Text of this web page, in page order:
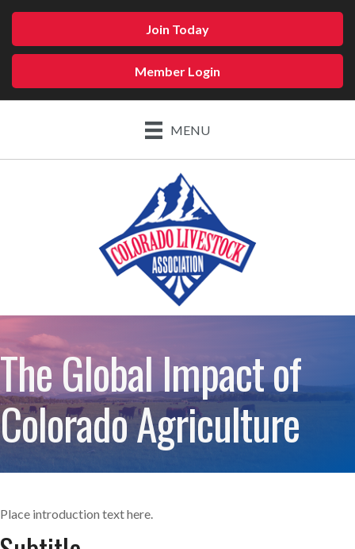
Join Today
Member Login
MENU
The Global Impact of
Colorado Agriculture
Place introduction text here.